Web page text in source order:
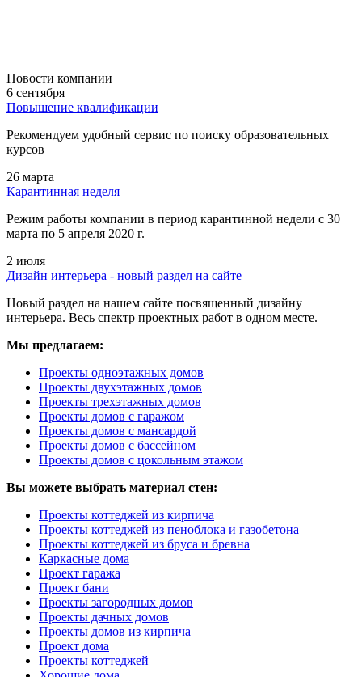
Новости компании
6 сентября
Повышение квалификации
Рекомендуем удобный сервис по поиску образовательных
курсов
26 марта
Карантинная неделя
Режим работы компании в период карантинной недели c 30
марта по 5 апреля 2020 г.
2 июля
Дизайн интерьера - новый раздел на сайте
Новый раздел на нашем сайте посвященный дизайну
интерьера. Весь спектр проектных работ в одном месте.
Мы предлагаем:
Проекты одноэтажных домов
Проекты двухэтажных домов
Проекты трехэтажных домов
Проекты домов с гаражом
Проекты домов с мансардой
Проекты домов с бассейном
Проекты домов с цокольным этажом
Вы можете выбрать материал стен:
Проекты коттеджей из кирпича
Проекты коттеджей из пеноблока и газобетона
Проекты коттеджей из бруса и бревна
Каркасные дома
Проект гаража
Проект бани
Проекты загородных домов
Проекты дачных домов
Проекты домов из кирпича
Проект дома
Проекты коттеджей